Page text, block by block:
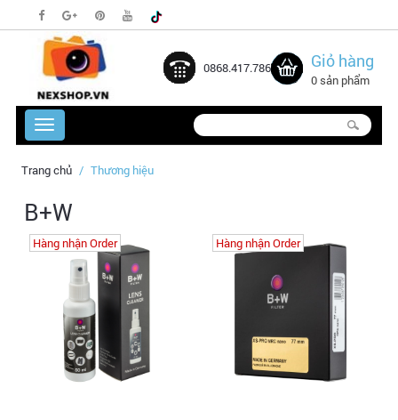
0868.417.786 Giỏ hàng
0 sản phẩm
Trang chủ Thương hiệu
B+W
Hàng nhận Order
Hàng nhận Order Hàng nhận Order
Hàng nhận Order